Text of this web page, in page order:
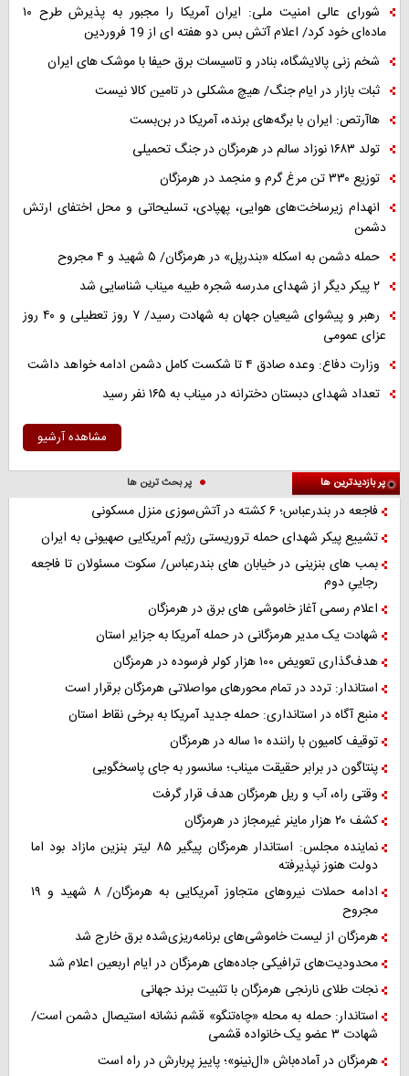
شورای عالی امنیت ملی: ایران آمریکا را مجبور به پذیرش طرح ۱۰
ماده‌ای خود کرد/ اعلام آتش بس دو هفته ای از 19 فروردین
شخم زنی پالایشگاه، بنادر و تاسیسات برق حیفا با موشک های ایران
ثبات بازار در ایام جنگ/ هیچ مشکلی در تامین کالا نیست
هاآرتص: ایران با برگه‌های برنده، آمریکا در بن‌بست
تولد ۱۶۸۳ نوزاد سالم در هرمزگان در جنگ تحمیلی
توزیع ۳۳۰ تن مرغ گرم و منجمد در هرمزگان
انهدام زیرساخت‌های هوایی، پهپادی، تسلیحاتی و محل اختفای ارتش
دشمن
حمله دشمن به اسکله «بندرپل» در هرمزگان/ ۵ شهید و ۴ مجروح
۲ پیکر دیگر از شهدای مدرسه شجره طیبه میناب شناسایی شد
رهبر و پیشوای شیعیان جهان به شهادت رسید/ ۷ روز تعطیلی و ۴۰ روز
عزای عمومی
وزارت دفاع: وعده صادق ۴ تا شکست کامل دشمن ادامه خواهد داشت
تعداد شهدای دبستان دخترانه در میناب به ۱۶۵ نفر رسید
مشاهده آرشیو
پر بازدیدترین ها پر بحث ترین ها
فاجعه در بندرعباس؛ ۶ کشته در آتش‌سوزی منزل مسکونی
تشییع پیکر شهدای حمله تروریستی رژیم آمریکایی صهیونی به ایران
بمب های بنزینی در خیابان های بندرعباس/ سکوت مسئولان تا فاجعه
رجاییِ دوم
اعلام رسمی آغاز خاموشی های برق در هرمزگان
شهادت یک مدیر هرمزگانی در حمله آمریکا به جزایر استان
هدف‌گذاری تعویض ۱۰۰ هزار کولر فرسوده در هرمزگان
استاندار: تردد در تمام محورهای مواصلاتی هرمزگان برقرار است
منبع آگاه در استانداری: حمله جدید آمریکا به برخی نقاط استان
توقیف کامیون با راننده ۱۰ ساله در هرمزگان
پنتاگون در برابر حقیقت میناب؛ سانسور به جای پاسخگویی
وقتی راه، آب و ریل هرمزگان هدف قرار گرفت
کشف ۲۰ هزار ماینر غیرمجاز در هرمزگان
نماینده مجلس: استاندار هرمزگان پیگیر ۸۵ لیتر بنزین مازاد بود اما
دولت هنوز نپذیرفته
ادامه حملات نیروهای متجاوز آمریکایی به هرمزگان/ ۸ شهید و ۱۹
مجروح
هرمزگان از لیست خاموشی‌های برنامه‌ریزی‌شده برق خارج شد
محدودیت‌های ترافیکی جاده‌های هرمزگان در ایام اربعین اعلام شد
نجات طلای نارنجی هرمزگان با تثبیت برند جهانی
استاندار: حمله به محله «چاه‌تنگو» قشم نشانه استیصال دشمن است/
شهادت ۳ عضو یک خانواده قشمی
هرمزگان در آماده‌باش «ال‌نینو»؛ پاییز پربارش در راه است